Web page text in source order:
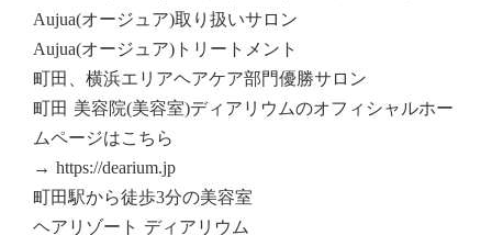
Aujua(オージュア)取り扱いサロン
Aujua(オージュア)トリートメント
町田、横浜エリアヘアケア部門優勝サロン
町田 美容院(美容室)ディアリウムのオフィシャルホー
ムページはこちら
→ https://dearium.jp
町田駅から徒歩3分の美容室
ヘアリゾート ディアリウム